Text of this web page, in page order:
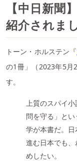
【中日新聞
紹介されま
トーン・ホルステン『
の1冊」（2023年5月
す。
上質のスパイ
問を守る」と
学が本書だ。
進む日本でも
めしたい。